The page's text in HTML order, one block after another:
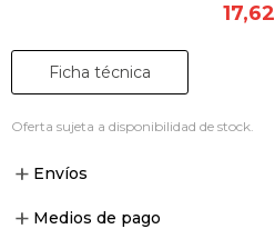
17,62
Ficha técnica
Oferta sujeta a disponibilidad de stock.
Envíos
Medios de pago